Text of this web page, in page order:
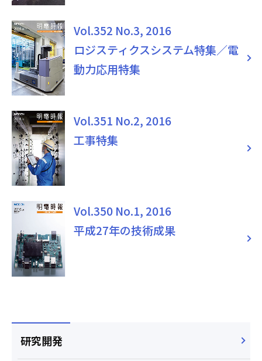
Vol.352 No.3, 2016
ロジスティクスシステム特集／電
動力応用特集
Vol.351 No.2, 2016
工事特集
Vol.350 No.1, 2016
平成27年の技術成果
研究開発